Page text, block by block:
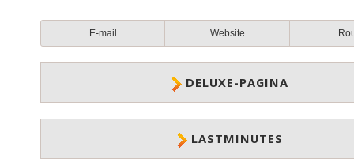
E-mail Website
DELUXE-PAGINA
LASTMINUTES